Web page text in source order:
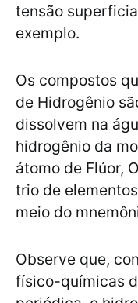
tensão
exemplo.
Os compostos
de Hidrogênio
dissolvem na
hidrogênio da
átomo de Flúor,
trio de
meio do
Observe que,
físico-químicas